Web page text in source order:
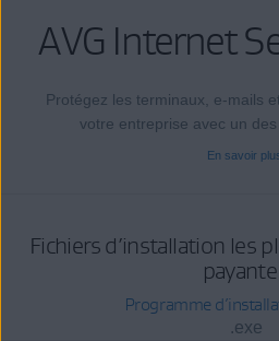
AVG Internet
Protégez les terminaux, e-mails
votre entreprise avec un
En savoir
Fichiers d’installation les
Programme
.exe